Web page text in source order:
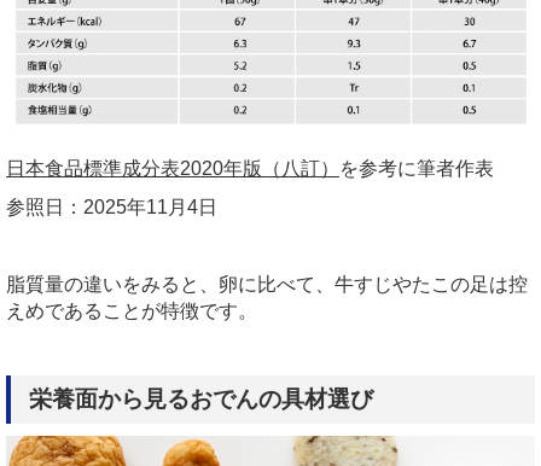
日本食品標準成分表2020年版（八訂）
を参考に筆者作表
参照日： 2025年11 月 4日
脂質量の違いをみると、卵に比べて、牛すじやたこの足は控
えめであることが特徴です。
栄養面から見るおでんの具材選び